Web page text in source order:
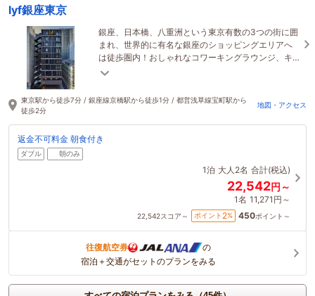
lyf銀座東京
銀座、日本橋、八重洲という東京有数の3つの街に囲
まれ、世界的に有名な銀座のショッピングエリアへ
は徒歩圏内！おしゃれなコワーキングラウンジ、キ
ッチン、コインランドリー、カフェなど施設も充実♪
東京駅から徒歩7分 / 銀座線京橋駅から徒歩1分 / 都営浅草線宝町駅から
徒歩2分
地図・アクセス
返金不可料金 朝食付き
ダブル 朝のみ
1泊 大人2名 合計(税込)
22,542円～
1名 11,271円～
22,542スコア～ ポイント 2% 450ポイント～
往復航空券
の
宿泊＋交通がセットのプランをみる